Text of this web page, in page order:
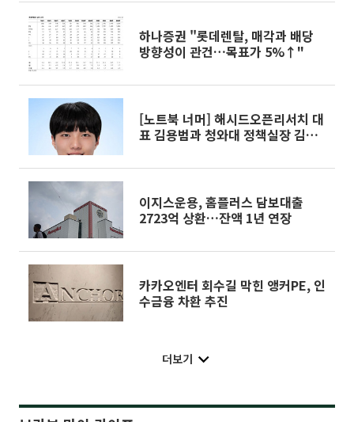
하나증권 "롯데렌탈, 매각과 배당
방향성이 관건…목표가 5%↑"
[노트북 너머] 해시드오픈리서치 대
표 김용범과 청와대 정책실장 김용
이지스운용, 홈플러스 담보대출
2723억 상환…잔액 1년 연장
카카오엔터 회수길 막힌 앵커PE, 인
수금융 차환 추진
더보기